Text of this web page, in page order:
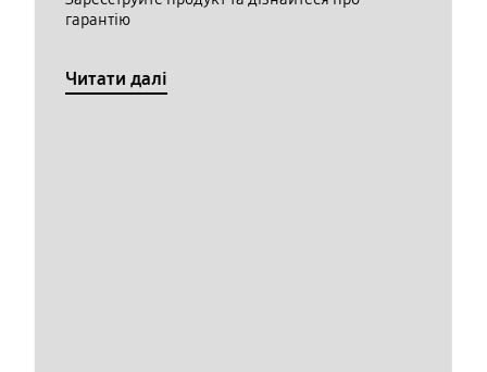
гарантію
Читати далі